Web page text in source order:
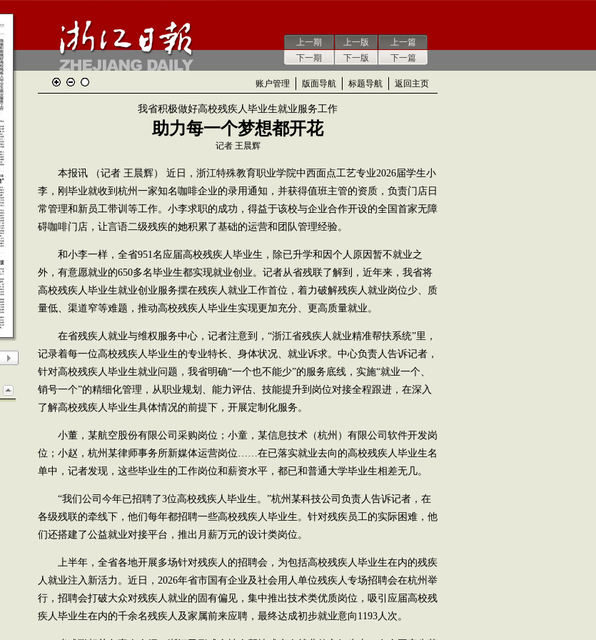
上一期
下一期
上一版
下一版
上一篇
下一篇
账户管理 版面导航 标题导航 返回主页
我省积极做好高校残疾人毕业生就业服务工作
助力每一个梦想都开花
记者 王晨辉
本报讯 （记者 王晨辉） 近日，浙江特殊教育职业学院中西面点工艺专业2026届学生小
李，刚毕业就收到杭州一家知名咖啡企业的录用通知，并获得值班主管的资质，负责门店日
常管理和新员工带训等工作。小李求职的成功，得益于该校与企业合作开设的全国首家无障
碍咖啡门店，让言语二级残疾的她积累了基础的运营和团队管理经验。
和小李一样，全省951名应届高校残疾人毕业生，除已升学和因个人原因暂不就业之
外，有意愿就业的650多名毕业生都实现就业创业。记者从省残联了解到，近年来，我省将
高校残疾人毕业生就业创业服务摆在残疾人就业工作首位，着力破解残疾人就业岗位少、质
量低、渠道窄等难题，推动高校残疾人毕业生实现更加充分、更高质量就业。
在省残疾人就业与维权服务中心，记者注意到，“浙江省残疾人就业精准帮扶系统”里，
记录着每一位高校残疾人毕业生的专业特长、身体状况、就业诉求。中心负责人告诉记者，
针对高校残疾人毕业生就业问题，我省明确“一个也不能少”的服务底线，实施“就业一个、
销号一个”的精细化管理，从职业规划、能力评估、技能提升到岗位对接全程跟进，在深入
了解高校残疾人毕业生具体情况的前提下，开展定制化服务。
小董，某航空股份有限公司采购岗位；小童，某信息技术（杭州）有限公司软件开发岗
位；小赵，杭州某律师事务所新媒体运营岗位……在已落实就业去向的高校残疾人毕业生名
单中，记者发现，这些毕业生的工作岗位和薪资水平，都已和普通大学毕业生相差无几。
“我们公司今年已招聘了3位高校残疾人毕业生。”杭州某科技公司负责人告诉记者，在
各级残联的牵线下，他们每年都招聘一些高校残疾人毕业生。针对残疾员工的实际困难，他
们还搭建了公益就业对接平台，推出月薪万元的设计类岗位。
上半年，全省各地开展多场针对残疾人的招聘会，为包括高校残疾人毕业生在内的残疾
人就业注入新活力。近日，2026年省市国有企业及社会用人单位残疾人专场招聘会在杭州举
行，招聘会打破大众对残疾人就业的固有偏见，集中推出技术类优质岗位，吸引应届高校残
疾人毕业生在内的千余名残疾人及家属前来应聘，最终达成初步就业意向1193人次。